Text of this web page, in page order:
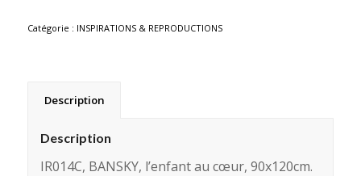
Catégorie : INSPIRATIONS & REPRODUCTIONS
Description
Description
IR014C, BANSKY, l’enfant au cœur, 90x120cm.